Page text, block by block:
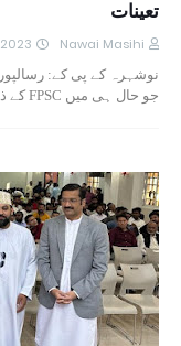
تعینات
Nawai Masihi
12/29/
جو حال ہی میں FPSC کے ذریعے نیشن…